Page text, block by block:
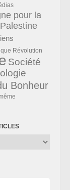
pour la
Palestine
Révolution
Société
Bonheur